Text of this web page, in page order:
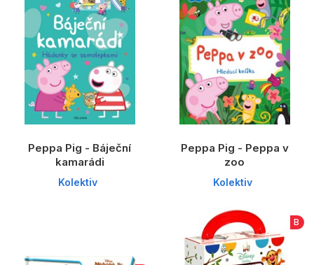
Peppa Pig - Báječní
kamarádi
Kolektiv
Peppa Pig - Peppa v
zoo
Kolektiv
B